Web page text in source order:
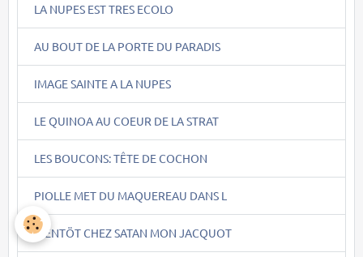
LA NUPES EST TRES ECOLO
AU BOUT DE LA PORTE DU PARADIS
IMAGE SAINTE A LA NUPES
LE QUINOA AU COEUR DE LA STRAT
LES BOUCONS: TÊTE DE COCHON
PIOLLE MET DU MAQUEREAU DANS L
BIENTÖT CHEZ SATAN MON JACQUOT